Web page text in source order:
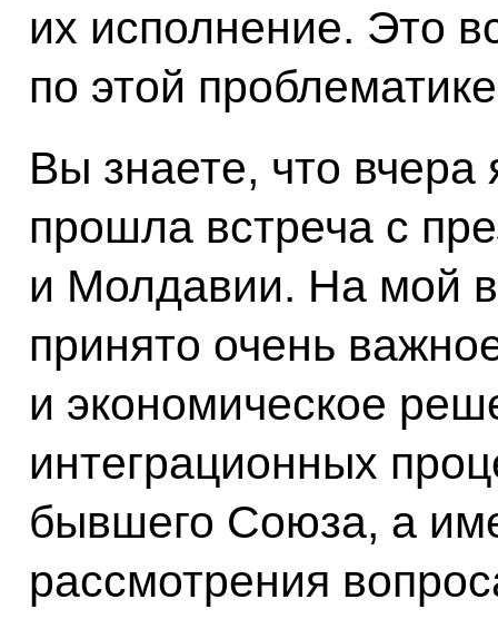
их исполнение. Это
по этой
Вы знаете, что
прошла встреча с
и Молдавии. На мой
принято очень
и экономическое
интеграционных
бывшего Союза, а
рассмотрения